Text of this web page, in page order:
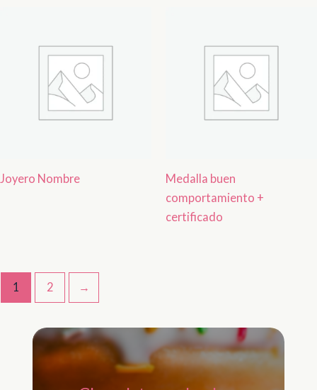
Joyero Nombre
Medalla buen
comportamiento +
certificado
1 2 →